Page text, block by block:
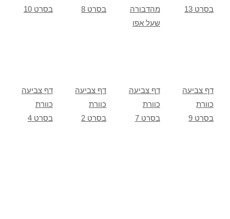
בסרט 10 בסרט 8
מהדבורה
שעל אפו
בסרט 13
דף צביעה
כוורת
בסרט 4
דף צביעה
כוורת
בסרט 2
דף צביעה
כוורת
בסרט 7
דף צביעה
כוורת
בסרט 9